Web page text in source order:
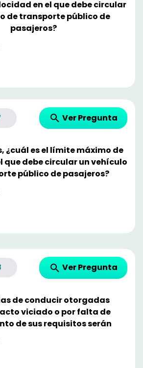
en el que debe circular
de transporte público de
pasajeros?
Ver Pregunta
¿cuál es el límite máximo de
que debe circular un vehículo
público de pasajeros?
Ver Pregunta
de conducir otorgadas
viciado o por falta de
de sus requisitos serán